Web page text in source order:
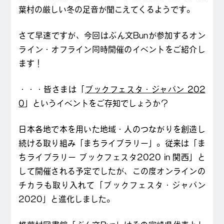
葉村の厳しい冬の足音が聞こえてくるようです。
さて早速ですが、今回はぶん文Bunが参加するオン
ライン・オフライン同時開催のイベントをご紹介し
ます！
・・・皆さまは「
ブックフェスタ・ジャパン 202
0 」というイベントをご存知でしょうか？
日本各地で本を用いた地域・人のつながりを創造し
続ける取り組み「まちライブラリー」。従来は「ま
ちライブラリー ブックフェスタ2020 in 関西」と
して開催される予定でしたが、この度オンラインの
チカラも取り入れて「ブックフェスタ・ジャパン
2020」と進化しました。